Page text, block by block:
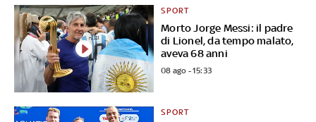
Morto Jorge Messi: il padre
di Lionel, da tempo malato,
aveva 68 anni
SPORT
08 ago - 15:33
SPORT